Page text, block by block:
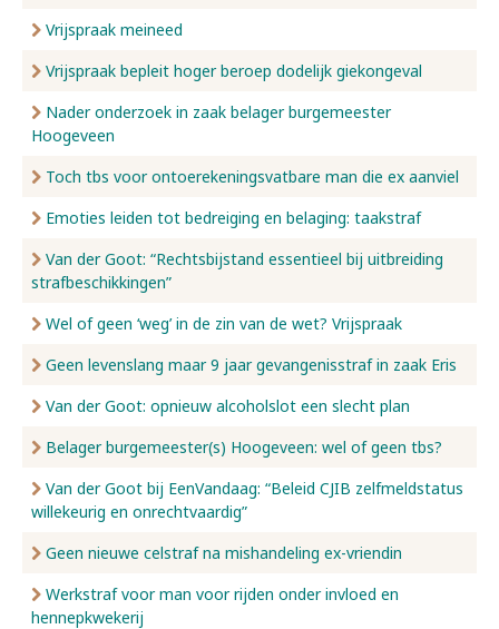
Vrijspraak meineed
Vrijspraak bepleit hoger beroep dodelijk giekongeval
Nader onderzoek in zaak belager burgemeester
Hoogeveen
Toch tbs voor ontoerekeningsvatbare man die ex aanviel
Emoties leiden tot bedreiging en belaging: taakstraf
Van der Goot: “Rechtsbijstand essentieel bij uitbreiding
strafbeschikkingen”
Wel of geen ‘weg’ in de zin van de wet? Vrijspraak
Geen levenslang maar 9 jaar gevangenisstraf in zaak Eris
Van der Goot: opnieuw alcoholslot een slecht plan
Belager burgemeester(s) Hoogeveen: wel of geen tbs?
Van der Goot bij EenVandaag: “Beleid CJIB zelfmeldstatus
willekeurig en onrechtvaardig”
Geen nieuwe celstraf na mishandeling ex-vriendin
Werkstraf voor man voor rijden onder invloed en
hennepkwekerij